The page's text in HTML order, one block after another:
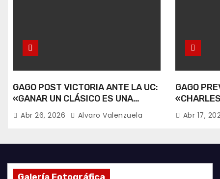
GAGO POST VICTORIA ANTE LA UC:
«GANAR UN CLÁSICO ES UNA
ALEGRÍA».
Abr 26, 2026 Alvaro Valenzuela
GAGO
Abr 17,